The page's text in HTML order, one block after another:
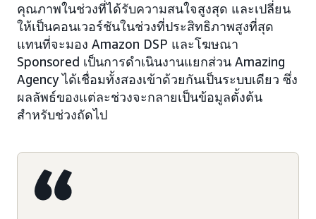
คุณภาพในช่วงที่ได้รับความสนใจสูงสุด และเปลี่ยน
ให้เป็นคอนเวอร์ชันในช่วงที่ประสิทธิภาพสูงที่สุด
แทนที่จะมอง Amazon DSP และโฆษณา
Sponsored เป็นการดำเนินงานแยกส่วน Amazing
Agency ได้เชื่อมทั้งสองเข้าด้วยกันเป็นระบบเดียว ซึ่ง
ผลลัพธ์ของแต่ละช่วงจะกลายเป็นข้อมูลตั้งต้น
สำหรับช่วงถัดไป